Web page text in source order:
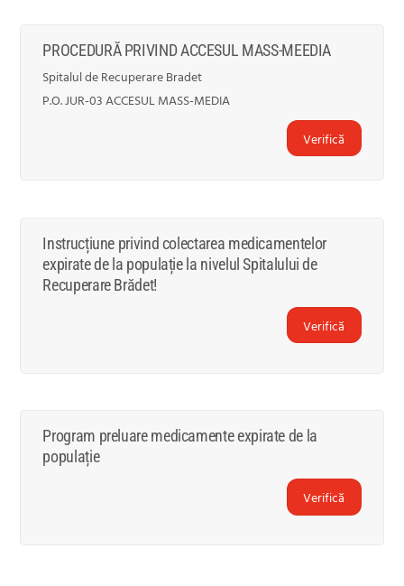
PROCEDURĂ PRIVIND ACCESUL MASS-MEEDIA
Spitalul de Recuperare Bradet
P.O. JUR-03 ACCESUL MASS-MEDIA
Verifică
Instrucțiune privind colectarea medicamentelor
expirate de la populație la nivelul Spitalului de
Recuperare Brădet!
Verifică
Program preluare medicamente expirate de la
populație
Verifică